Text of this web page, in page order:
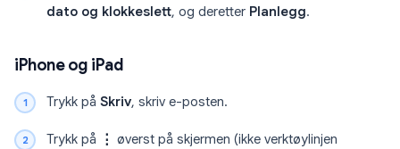
dato og klokkeslett, og deretter Planlegg.
iPhone og iPad
Trykk på Skriv, skriv e-posten.
Trykk på ⋮ øverst på skjermen (ikke verktøylinjen